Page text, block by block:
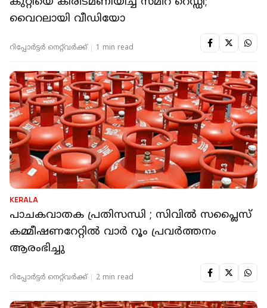
വൈറലായി വീഡിയോ
റിപ്പോർട്ടർ നെറ്റ്‌വര്‍ക്ക്‌ 1 min read
KERALA
പാചകവാതക പ്രതിസന്ധി ; സിവില്‍ സപ്ലൈസ്
കമ്മീഷണറേറ്റില്‍ വാര്‍ റൂം പ്രവര്‍ത്തനം
ആരംഭിച്ചു
റിപ്പോർട്ടർ നെറ്റ്‌വര്‍ക്ക്‌ 2 min read